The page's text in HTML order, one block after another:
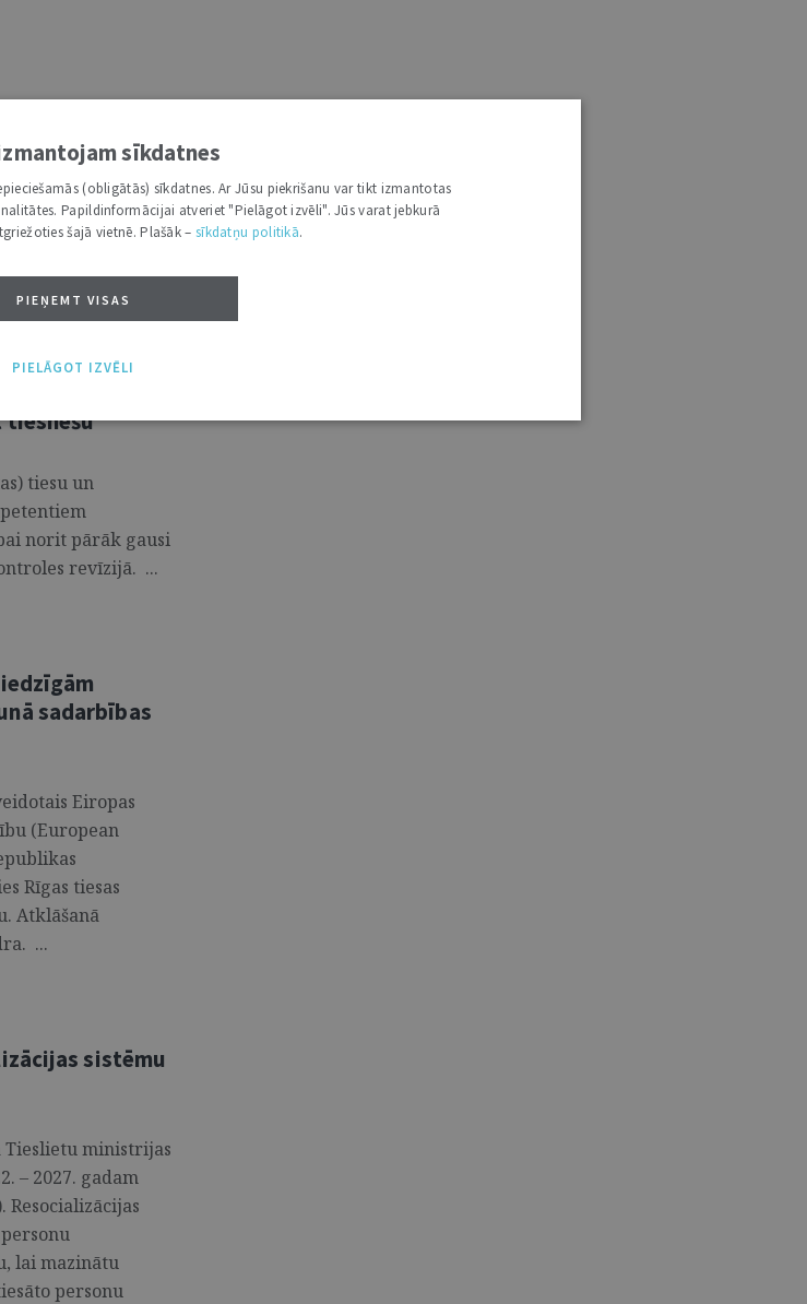
tiesvedībā
darbu un
ikdienā, lietu
e-adresē saņems
tiesnešu
tiesu un
norit pārāk gausi
revīzijā. ...
sadarbības
Eiropas
(European
Rīgas tiesas
Atklāšanā
...
sistēmu
ministrijas
– 2027. gadam
Resocializācijas
lai mazinātu
personu
sīkdatnes
(obligātās) sīkdatnes. Ar Jūsu piekrišanu var tikt izmantotas
Papildinformācijai atveriet "Pielāgot izvēli". Jūs varat jebkurā
šajā vietnē. Plašāk – sīkdatņu politikā.
PIEŅEMT VISAS
PIELĀGOT IZVĒLI